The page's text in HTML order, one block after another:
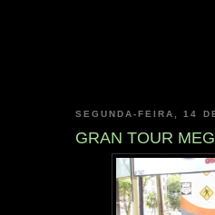
SEGUNDA-FEIRA, 14
GRAN TOUR